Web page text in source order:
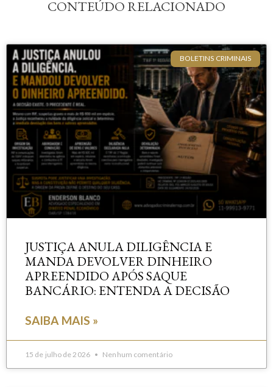
CONTEÚDO RELACIONADO
BOLETINS CRIMINAIS
JUSTIÇA ANULA DILIGÊNCIA E
MANDA DEVOLVER DINHEIRO
APREENDIDO APÓS SAQUE
BANCÁRIO: ENTENDA A DECISÃO
SAIBA MAIS »
15 de julho de 2026 Nenhum comentário